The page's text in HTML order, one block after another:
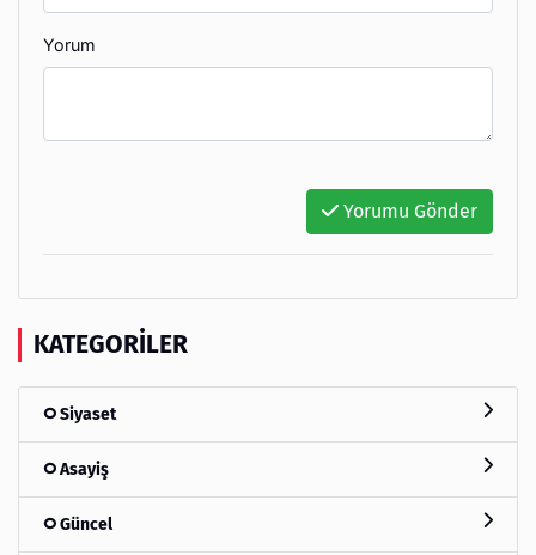
Yorum
Yorumu Gönder
KATEGORILER
Siyaset
Asayiş
Güncel